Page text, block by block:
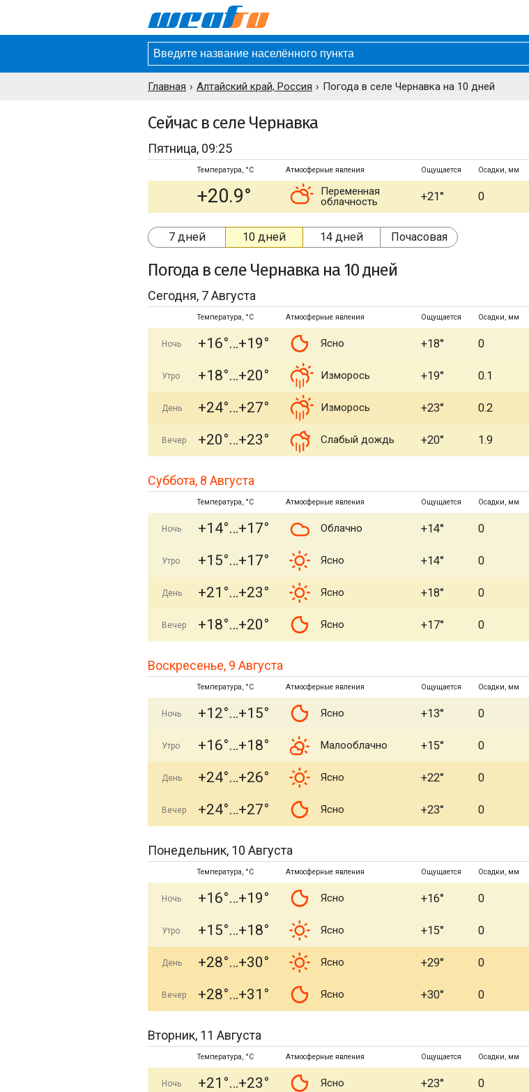
Главная Алтайский край, Россия Погода в селе Чернавка на 10 дней
Сейчас в селе Чернавка
Пятница, 09:25
Температура, °C Атмосферные явления Ощущается Осадки, мм
+20.9°
Переменная
облачность
+21° 0
7 дней 10 дней 14 дней Почасовая
Погода в селе Чернавка на 10 дней
Сегодня, 7 Августа
Температура, °C Атмосферные явления Ощущается Осадки, мм
Ночь +16° +19° Ясно +18° 0
Утро +18° +20° Изморось +19° 0.1
День +24° +27° Изморось +23° 0.2
Вечер +20° +23° Слабый дождь +20° 1.9
Суббота, 8 Августа
Температура, °C Атмосферные явления Ощущается Осадки, мм
Ночь +14° +17° Облачно +14° 0
Утро +15° +17° Ясно +14° 0
День +21° +23° Ясно +18° 0
Вечер +18° +20° Ясно +17° 0
Воскресенье, 9 Августа
Температура, °C Атмосферные явления Ощущается Осадки, мм
Ночь +12° +15° Ясно +13° 0
Утро +16° +18° Малооблачно +15° 0
День +24° +26° Ясно +22° 0
Вечер +24° +27° Ясно +23° 0
Понедельник, 10 Августа
Температура, °C Атмосферные явления Ощущается Осадки, мм
Ночь +16° +19° Ясно +16° 0
Утро +15° +18° Ясно +15° 0
День +28° +30° Ясно +29° 0
Вечер +28° +31° Ясно +30° 0
Вторник, 11 Августа
Температура, °C Атмосферные явления Ощущается Осадки, мм
Ночь +21° +23° Ясно +23° 0